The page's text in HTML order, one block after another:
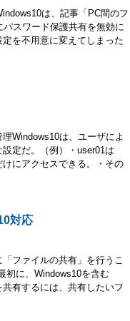
は、記事「PC間のフ
スワード保護共有を無効に
を不用意に変えてしまった
Windows10は、ユーザによ
定だ。（例）・user01は
にアクセスできる。・その
対応
ファイルの共有」を行うこ
初に、Windows10を含む
有するには、共有したいフ